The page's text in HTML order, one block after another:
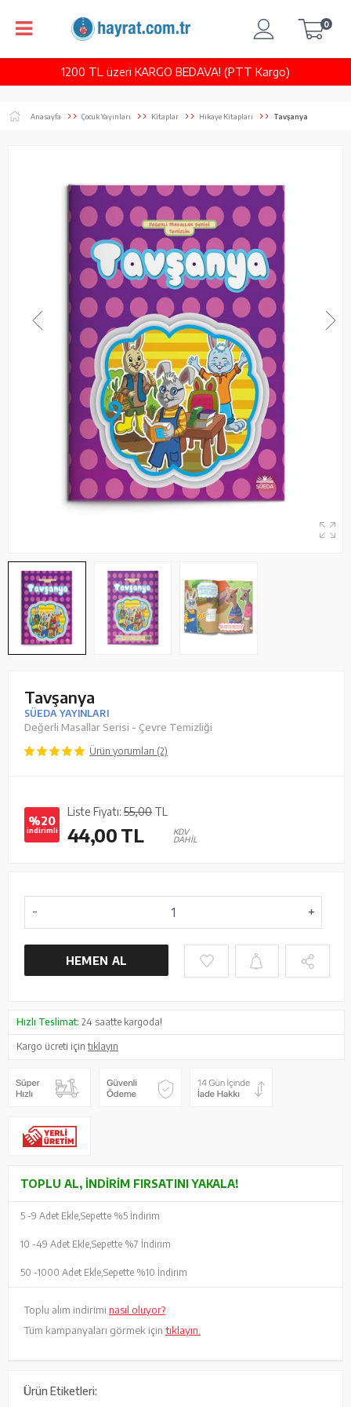
1200 TL üzeri KARGO BEDAVA! (PTT Kargo)
0
Anasayfa Çocuk Yayınları Kitaplar Hikaye Kitapları Tavşanya
Tavşanya
SÜEDA YAYINLARI
Değerli Masallar Serisi - Çevre Temizliği
Ürün yorumları (2)
%20
indirimli
Liste Fiyatı: 55,00 TL
44,00TL
KDV
DAHİL
HEMEN AL
Hızlı Teslimat: 24 saatte kargoda!
Kargo ücreti içintıklayın
TOPLU AL, İNDIRIM FIRSATINI YAKALA!
5 -9 Adet Ekle, Sepette %5 İndirim
10 -49 Adet Ekle, Sepette %7 İndirim
50 -1000 Adet Ekle, Sepette %10 İndirim
Toplu alım indirimi nasıl oluyor?
Tüm kampanyaları görmek için tıklayın.
Ürün Etiketleri: